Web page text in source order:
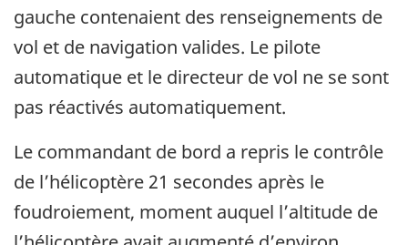
gauche contenaient des renseignements de
vol et de navigation valides. Le pilote
automatique et le directeur de vol ne se sont
pas réactivés automatiquement.
Le commandant de bord a repris le contrôle
de l’hélicoptère 21 secondes après le
foudroiement, moment auquel l’altitude de